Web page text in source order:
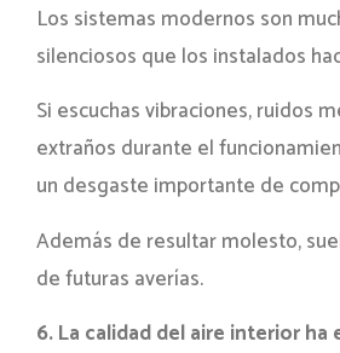
Los sistemas modernos son
silenciosos que los instalados
Si escuchas vibraciones, ruidos
extraños durante el
un desgaste importante de
Además de resultar molesto,
de futuras averías.
6. La calidad del aire interior ha